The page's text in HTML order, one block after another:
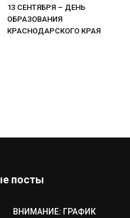
13 СЕНТЯБРЯ – ДЕНЬ
ОБРАЗОВАНИЯ
КРАСНОДАРСКОГО КРАЯ
посты
ВНИМАНИЕ: ГРАФИК